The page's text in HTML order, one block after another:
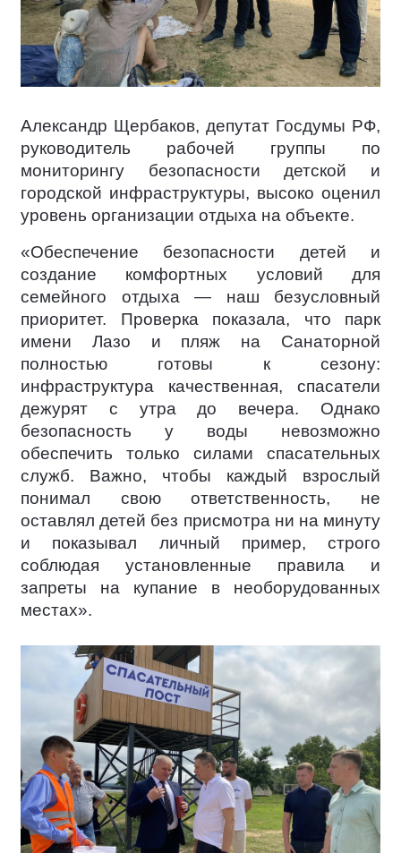
Александр Щербаков, депутат Госдумы РФ,
руководитель рабочей группы по
мониторингу безопасности детской и
городской инфраструктуры, высоко оценил
уровень организации отдыха на объекте.
«Обеспечение безопасности детей и
создание комфортных условий для
семейного отдыха — наш безусловный
приоритет. Проверка показала, что парк
имени Лазо и пляж на Санаторной
полностью готовы к сезону:
инфраструктура качественная, спасатели
дежурят с утра до вечера. Однако
безопасность у воды невозможно
обеспечить только силами спасательных
служб. Важно, чтобы каждый взрослый
понимал свою ответственность, не
оставлял детей без присмотра ни на минуту
и показывал личный пример, строго
соблюдая установленные правила и
запреты на купание в необорудованных
местах».